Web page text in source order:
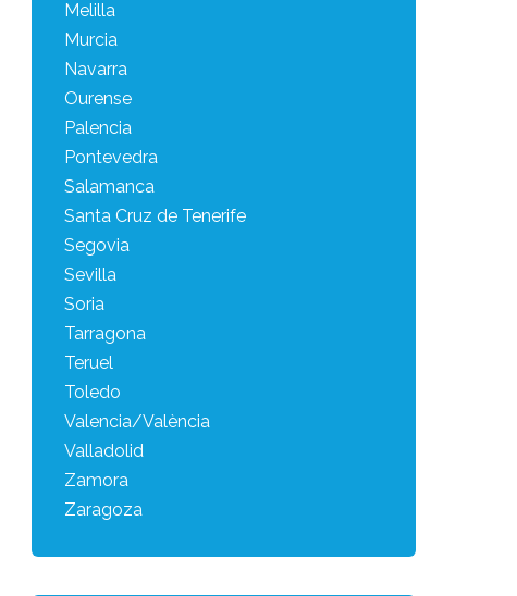
Melilla
Murcia
Navarra
Ourense
Palencia
Pontevedra
Salamanca
Santa Cruz de Tenerife
Segovia
Sevilla
Soria
Tarragona
Teruel
Toledo
Valencia/València
Valladolid
Zamora
Zaragoza